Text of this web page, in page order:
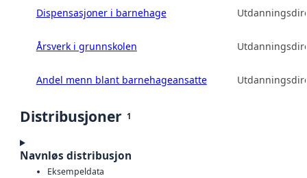
Dispensasjoner i barnehage
Årsverk i grunnskolen
Andel menn blant barnehageansatte
Distribusjoner 1
Navnløs distribusjon
Eksempeldata